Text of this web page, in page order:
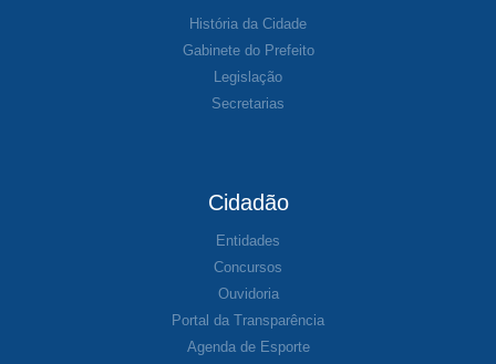
História da Cidade
Gabinete do Prefeito
Legislação
Secretarias
Cidadão
Entidades
Concursos
Ouvidoria
Portal da Transparência
Agenda de Esporte